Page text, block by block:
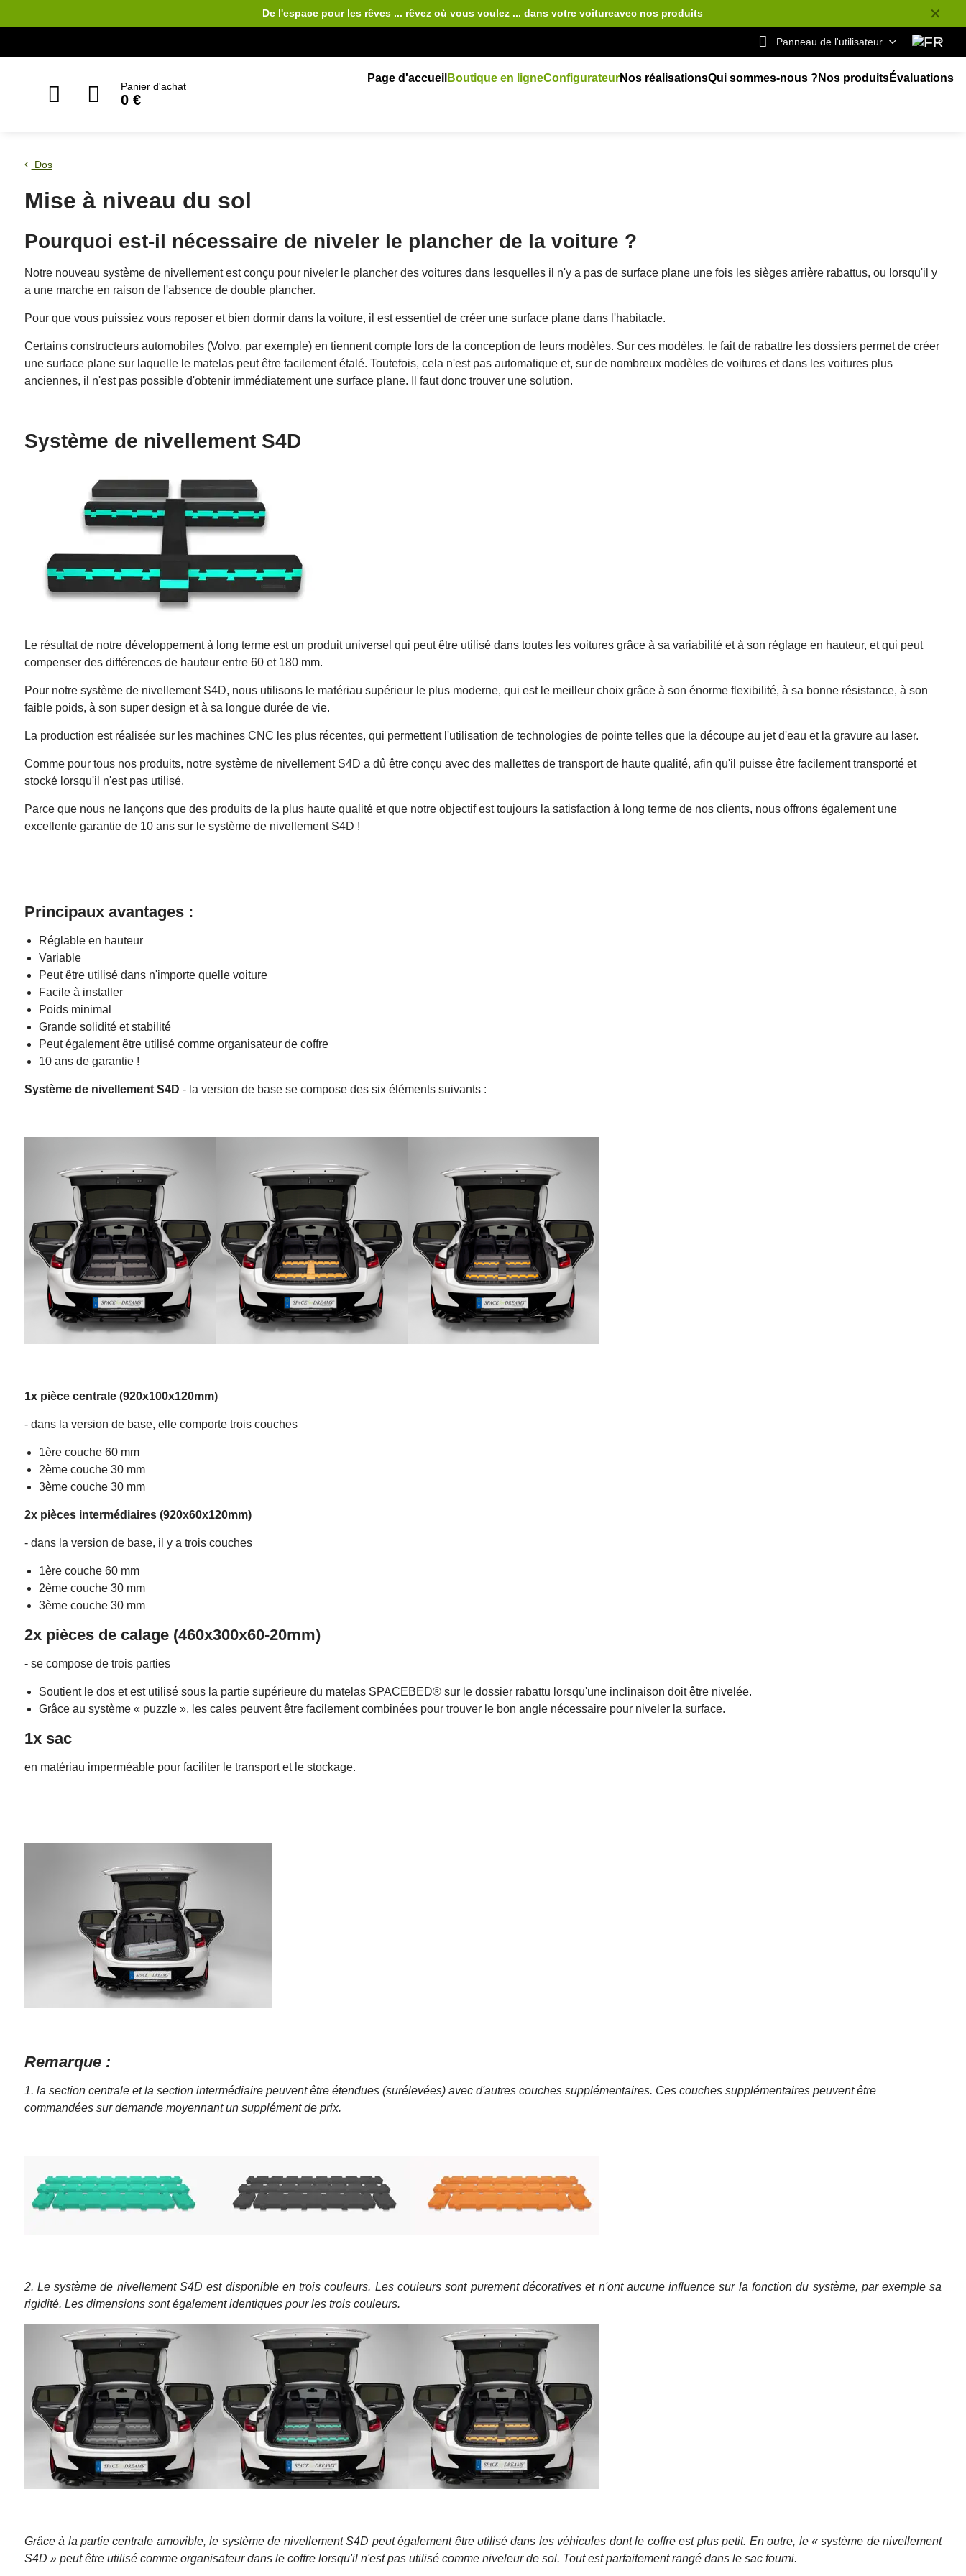
✕
De l'espace pour les rêves ... rêvez où vous voulez ... dans votre voitureavec nos produits
Panneau de l'utilisateur
Panier d'achat
0 €
Page d'accueil Boutique en ligneConfigurateurNos réalisationsQui sommes-nous ? Nos produitsÉvaluations
Dos
Mise à niveau du sol
Pourquoi est-il nécessaire de niveler le plancher de la voiture ?
Notre nouveau système de nivellement est conçu pour niveler le plancher des voitures dans lesquelles il n'y a pas de surface plane une fois les sièges arrière rabattus, ou lorsqu'il y
a une marche en raison de l'absence de double plancher.
Pour que vous puissiez vous reposer et bien dormir dans la voiture, il est essentiel de créer une surface plane dans l'habitacle.
Certains constructeurs automobiles (Volvo, par exemple) en tiennent compte lors de la conception de leurs modèles. Sur ces modèles, le fait de rabattre les dossiers permet de créer
une surface plane sur laquelle le matelas peut être facilement étalé. Toutefois, cela n'est pas automatique et, sur de nombreux modèles de voitures et dans les voitures plus
anciennes, il n'est pas possible d'obtenir immédiatement une surface plane. Il faut donc trouver une solution.
Système de nivellement S4D
Le résultat de notre développement à long terme est un produit universel qui peut être utilisé dans toutes les voitures grâce à sa variabilité et à son réglage en hauteur, et qui peut
compenser des différences de hauteur entre 60 et 180 mm.
Pour notre système de nivellement S4D, nous utilisons le matériau supérieur le plus moderne, qui est le meilleur choix grâce à son énorme flexibilité, à sa bonne résistance, à son
faible poids, à son super design et à sa longue durée de vie.
La production est réalisée sur les machines CNC les plus récentes, qui permettent l'utilisation de technologies de pointe telles que la découpe au jet d'eau et la gravure au laser.
Comme pour tous nos produits, notre système de nivellement S4D a dû être conçu avec des mallettes de transport de haute qualité, afin qu'il puisse être facilement transporté et
stocké lorsqu'il n'est pas utilisé.
Parce que nous ne lançons que des produits de la plus haute qualité et que notre objectif est toujours la satisfaction à long terme de nos clients, nous offrons également une
excellente garantie de 10 ans sur le système de nivellement S4D !
Principaux avantages :
Réglable en hauteur
Variable
Peut être utilisé dans n'importe quelle voiture
Facile à installer
Poids minimal
Grande solidité et stabilité
Peut également être utilisé comme organisateur de coffre
10 ans de garantie !
Système de nivellement S4D - la version de base se compose des six éléments suivants :
1x pièce centrale (920x100x120mm)
- dans la version de base, elle comporte trois couches
1ère couche 60 mm
2ème couche 30 mm
3ème couche 30 mm
2x pièces intermédiaires (920x60x120mm)
- dans la version de base, il y a trois couches
1ère couche 60 mm
2ème couche 30 mm
3ème couche 30 mm
2x pièces de calage (460x300x60-20mm)
- se compose de trois parties
Soutient le dos et est utilisé sous la partie supérieure du matelas SPACEBED® sur le dossier rabattu lorsqu'une inclinaison doit être nivelée.
Grâce au système « puzzle », les cales peuvent être facilement combinées pour trouver le bon angle nécessaire pour niveler la surface.
1x sac
en matériau imperméable pour faciliter le transport et le stockage.
Remarque :
1. la section centrale et la section intermédiaire peuvent être étendues (surélevées) avec d'autres couches supplémentaires. Ces couches supplémentaires peuvent être
commandées sur demande moyennant un supplément de prix.
2. Le système de nivellement S4D est disponible en trois couleurs. Les couleurs sont purement décoratives et n'ont aucune influence sur la fonction du système, par exemple sa
rigidité. Les dimensions sont également identiques pour les trois couleurs.
Grâce à la partie centrale amovible, le système de nivellement S4D peut également être utilisé dans les véhicules dont le coffre est plus petit. En outre, le « système de nivellement
S4D » peut être utilisé comme organisateur dans le coffre lorsqu'il n'est pas utilisé comme niveleur de sol. Tout est parfaitement rangé dans le sac fourni.